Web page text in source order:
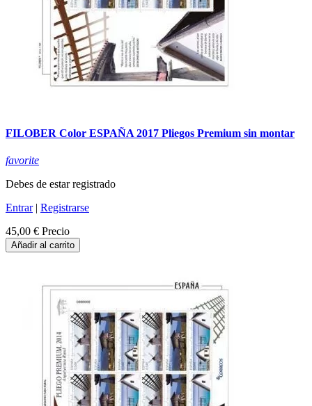
FILOBER Color ESPAÑA 2017 Pliegos Premium sin montar
favorite
Debes de estar registrado
Entrar| Registrarse
45,00 € Precio
Añadir al carrito